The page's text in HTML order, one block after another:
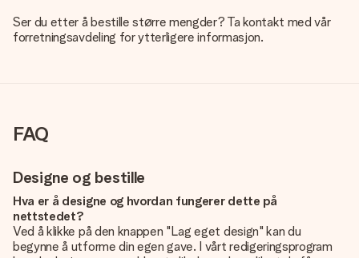
Ser du etter å bestille større mengder? Ta kontakt med vår
forretningsavdeling for ytterligere informasjon.
FAQ
Designe og bestille
Hva er å designe og hvordan fungerer dette på
nettstedet?
Ved å klikke på den knappen "Lag eget design" kan du
begynne å utforme din egen gave. I vårt redigeringsprogram